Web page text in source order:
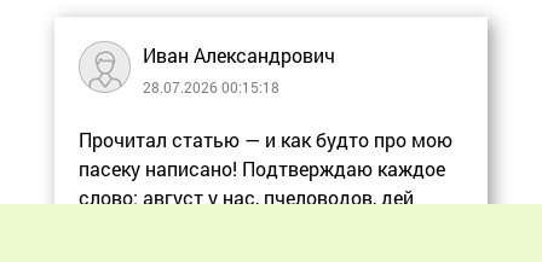
Иван Александрович
28.07.2026 00:15:18
Прочитал статью — и как будто про мою
пасеку написано! Подтверждаю каждое
слово: август у нас, пчеловодов, дей